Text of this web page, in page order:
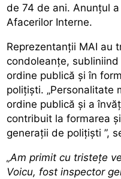
de 74 de ani. Anunțul
Afacerilor Interne.
Reprezentanții MAI au
condoleanțe,
ordine publică și în
polițiști. „Personalitate
ordine publică și a
contribuit la formarea
generații de polițiști ”,
„Am primit cu tristețe
Voicu, fost inspector